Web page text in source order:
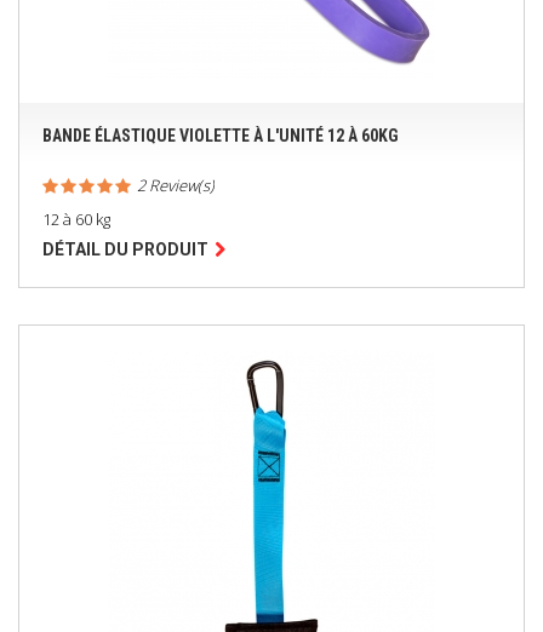
BANDE ÉLASTIQUE VIOLETTE À L'UNITÉ 12 À 60KG
2 Review(s)
12 à 60 kg
DÉTAIL DU PRODUIT